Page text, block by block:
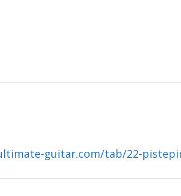
guitar.com/tab/22-